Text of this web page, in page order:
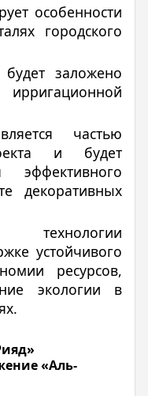
особенности
городского
будет заложено
ирригационной
частью
и будет
эффективного
декоративных
устойчивого
ресурсов,
экологии в
«Аль-